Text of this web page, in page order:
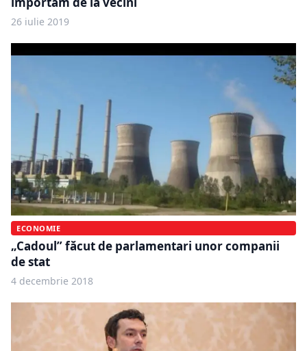
26 iulie 2019
ECONOMIE
„Cadoul” făcut de parlamentari unor companii
de stat
4 decembrie 2018